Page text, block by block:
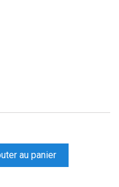
au panier